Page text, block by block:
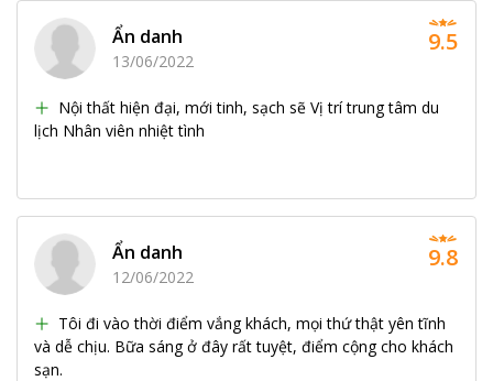
Ẩn danh
13/06/2022
Nội thất hiện đại, mới tinh, sạch sẽ Vị trí trung tâm du
lịch Nhân viên nhiệt tình
9.5
Ẩn danh
12/06/2022
Tôi đi vào thời điểm vắng khách, mọi thứ thật yên tĩnh
và dễ chịu. Bữa sáng ở đây rất tuyệt, điểm cộng cho khách
sạn.
9.8